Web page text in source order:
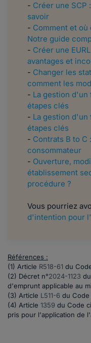
- Créer une SCP
savoir
- Comment et
Notre guide
- Créer une
avantages et
- Changer les
comment les
- La gestion d'un
étapes clés
- La gestion d'un
étapes clés
- Contrats B to C
consommateur
- Ouverture,
établissement
procédure ?
Vous pourriez
d'intention pour
Références :
(1) Article R518-61 du
(2) Décret n°2024-1123
d'emprunt applicable au
(3) Article L511-6 du
(4) Article 1359 du Code
pris pour l'application de